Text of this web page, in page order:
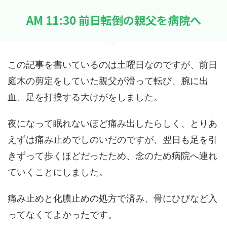
AM 11:30 前日転倒の親父を病院へ
この記事を書いているのは土曜日なのですが、前日
庭木の剪定をしていた親父が滑って転び、腕に出
血、足を打撲する大けがをしました。
夜になって眠れないほど痛み出したらしく、とりあ
えずは痛み止めでしのいだのですが、翌日も足を引
きずって歩くほどだったため、念のため病院へ連れ
ていくことにしました。
痛み止めと化膿止めの処方で済み、骨にひびなど入
ってなくてよかったです。